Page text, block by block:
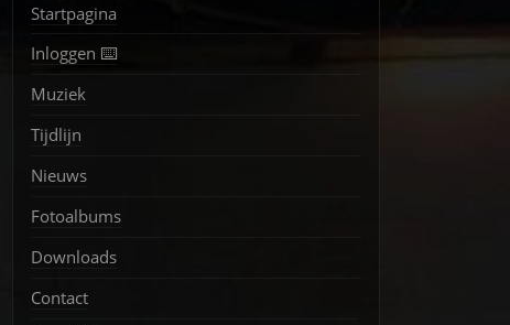
Startpagina
Inloggen ⌨️
Muziek
Tijdlijn
Nieuws
Fotoalbums
Downloads
Contact